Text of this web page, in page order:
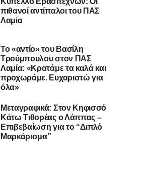
πιθανοί αντίπαλοι του ΠΑΣ
Λαμία
Το «αντίο» του Βασίλη
Τρούμπουλου στον ΠΑΣ
Λαμία: «Κρατάμε τα καλά και
προχωράμε. Ευχαριστώ για
όλα»
Μεταγραφικά: Στον Κηφισσό
Κάτω Τιθορέας ο Λάππας –
Επιβεβαίωση για το “Διπλό
Μαρκάρισμα”